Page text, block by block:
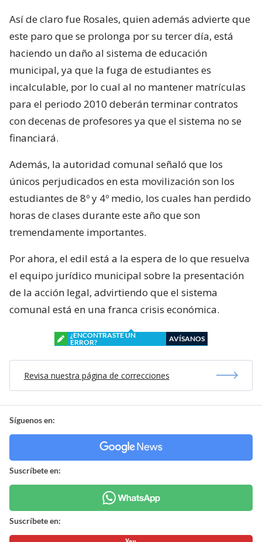
Así de claro fue Rosales, quien además advierte que
este paro que se prolonga por su tercer día, está
haciendo un daño al sistema de educación
municipal, ya que la fuga de estudiantes es
incalculable, por lo cual al no mantener matrículas
para el periodo 2010 deberán terminar contratos
con decenas de profesores ya que el sistema no se
financiará.
Además, la autoridad comunal señaló que los
únicos perjudicados en esta movilización son los
estudiantes de 8º y 4º medio, los cuales han perdido
horas de clases durante este año que son
tremendamente importantes.
Por ahora, el edil está a la espera de lo que resuelva
el equipo jurídico municipal sobre la presentación
de la acción legal, advirtiendo que el sistema
comunal está en una franca crisis económica.
¿ENCONTRASTE UN
ERROR?
AVÍSANOS
Revisa nuestra página de correcciones
Síguenos en:
Suscríbete en:
Suscríbete en: